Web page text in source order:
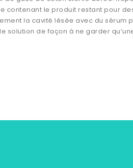
contenant le produit restant pour
la cavité lésée avec du
solution de façon à ne garder